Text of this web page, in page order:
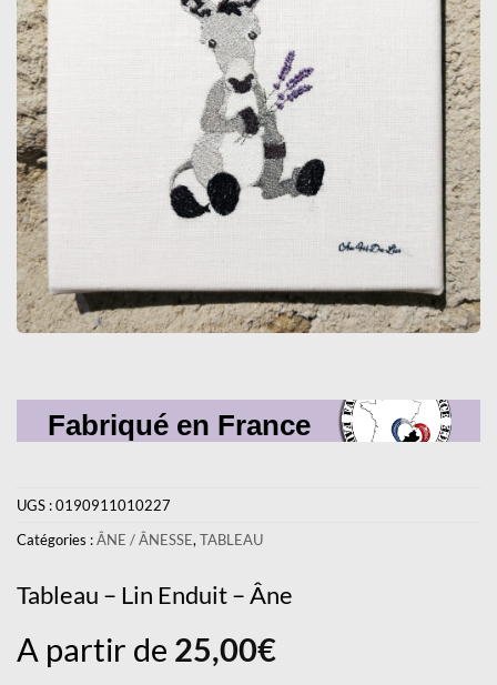
Fabriqué en France
UGS :0190911010227
Catégories :ÂNE / ÂNESSE, TABLEAU
Tableau – Lin Enduit – Âne
A partir de 25,00€